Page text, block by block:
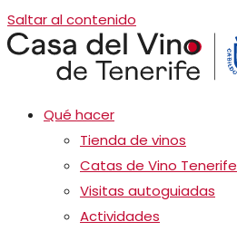
Saltar al contenido
Qué hacer
Tienda de vinos
Catas de Vino Tenerife
Visitas autoguiadas
Actividades